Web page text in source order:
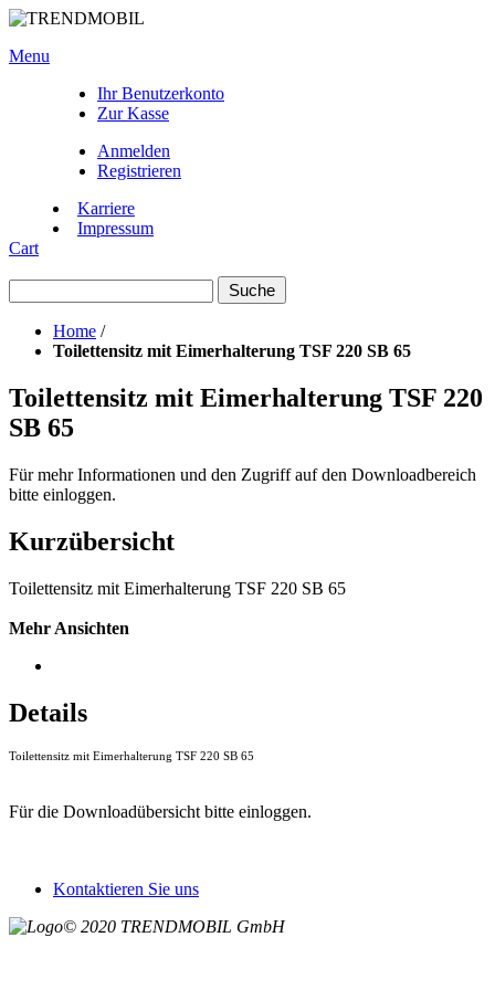
Menu
Ihr Benutzerkonto
Zur Kasse
Anmelden
Registrieren
Karriere
Impressum
Cart
Suche
Home /
Toilettensitz mit Eimerhalterung TSF 220 SB 65
Toilettensitz mit Eimerhalterung TSF 220
SB 65
Für mehr Informationen und den Zugriff auf den Downloadbereich
bitte einloggen.
Kurzübersicht
Toilettensitz mit Eimerhalterung TSF 220 SB 65
Mehr Ansichten
Details
Toilettensitz mit Eimerhalterung TSF 220 SB 65
Für die Downloadübersicht bitte einloggen.
Kontaktieren Sie uns
© 2020 TRENDMOBIL GmbH